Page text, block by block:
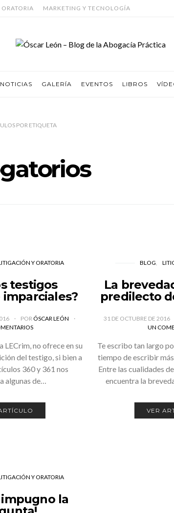
MARKETING Y TECNOLOGÍA
NOTICIAS GALERÍA EVENTOS LIBROS
PORETIQUETA
Y ORATORIA
testigos
PORÓSCAR LEÓN
LECrim, no ofrece en su
del testigo, si bien a
360 y 361 nos
algunas de…
BLOG
La
predilecto
31 DE OCTUBRE DE 2016
UN
Te escribo tan largo
tiempo de escribir
Entre las cualidades
encuentra la
VER
Y ORATORIA
impugno la